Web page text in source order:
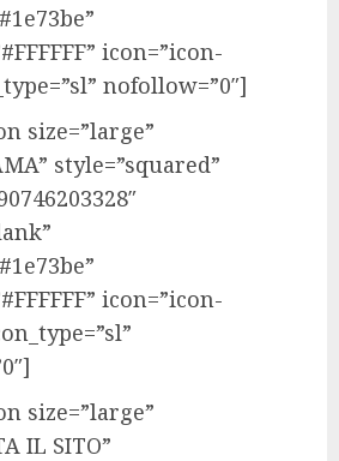
icon=”icon-
nofollow=”0″]
size=”large”
style=”squared”
icon=”icon-
size=”large”
IL SITO”